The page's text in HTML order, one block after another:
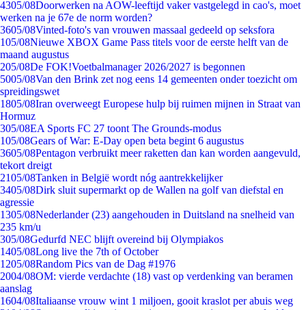
4305/08Doorwerken na AOW-leeftijd vaker vastgelegd in cao's, moet
werken na je 67e de norm worden?
3605/08Vinted-foto's van vrouwen massaal gedeeld op seksfora
105/08Nieuwe XBOX Game Pass titels voor de eerste helft van de
maand augustus
205/08De FOK!Voetbalmanager 2026/2027 is begonnen
5005/08Van den Brink zet nog eens 14 gemeenten onder toezicht om
spreidingswet
1805/08Iran overweegt Europese hulp bij ruimen mijnen in Straat van
Hormuz
305/08EA Sports FC 27 toont The Grounds-modus
105/08Gears of War: E-Day open beta begint 6 augustus
3605/08Pentagon verbruikt meer raketten dan kan worden aangevuld,
tekort dreigt
2105/08Tanken in België wordt nóg aantrekkelijker
3405/08Dirk sluit supermarkt op de Wallen na golf van diefstal en
agressie
1305/08Nederlander (23) aangehouden in Duitsland na snelheid van
235 km/u
305/08Gedurfd NEC blijft overeind bij Olympiakos
1405/08Long live the 7th of October
1205/08Random Pics van de Dag #1976
2004/08OM: vierde verdachte (18) vast op verdenking van beramen
aanslag
1604/08Italiaanse vrouw wint 1 miljoen, gooit kraslot per abuis weg